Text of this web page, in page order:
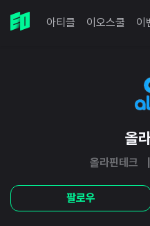
아티클 이오스쿨 이
올
올라핀테크
팔로우